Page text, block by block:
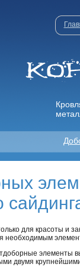
для красоты и
необходимым
элементы
двумя